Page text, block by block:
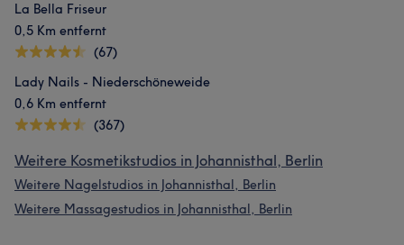
La Bella Friseur
0,5 Km entfernt
(67)
Lady Nails - Niederschöneweide
0,6 Km entfernt
(367)
Weitere Kosmetikstudios in Johannisthal, Berlin
Weitere Nagelstudios in Johannisthal, Berlin
Weitere Massagestudios in Johannisthal, Berlin